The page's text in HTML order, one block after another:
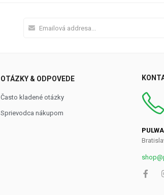
OTÁZKY & ODPOVEDE
Často kladené otázky
Sprievodca nákupom